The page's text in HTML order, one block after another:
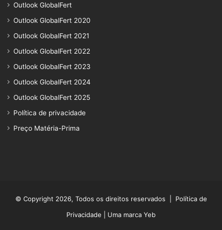
Outlook GlobalFert
Outlook GlobalFert 2020
Outlook GlobalFert 2021
Outlook GlobalFert 2022
Outlook GlobalFert 2023
Outlook GlobalFert 2024
Outlook GlobalFert 2025
Política de privacidade
Preço Matéria-Prima
© Copyright 2026, Todos os direitos reservados | Política de
Privacidade | Uma marca Yeb